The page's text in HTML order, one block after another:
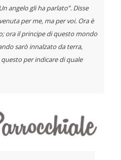
angelo gli ha parlato”. Disse
per me, ma per voi. Ora è
ora il principe di questo mondo
sarò innalzato da terra,
per indicare di quale